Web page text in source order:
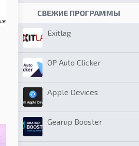
СВЕЖИЕ ПРОГРАММЫ
Exitlag
OP Auto Clicker
Apple Devices
Gearup Booster